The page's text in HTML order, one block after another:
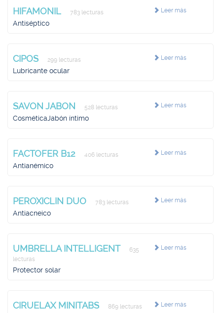
Leer más
HIFAMONIL 783 lecturas
Antiséptico
Leer más
CIPOS 299 lecturas
Lubricante ocular
Leer más
SAVON JABON 528 lecturas
CosméticaJabón íntimo
Leer más
FACTOFER B12 406 lecturas
Antianémico
Leer más
PEROXICLIN DUO 783 lecturas
Antiacneico
Leer más
UMBRELLA INTELLIGENT
635
lecturas
Protector solar
Leer más
CIRUELAX MINITABS 869 lecturas